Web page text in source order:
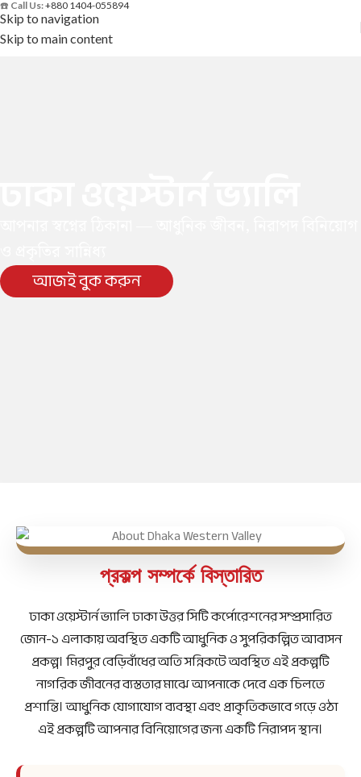
Skip to navigation
Skip to main content
☎️ Call Us:+880 1404-055894
আজই বুক করুন
প্রকল্প সম্পর্কে বিস্তারিত
ঢাকা ওয়েস্টার্ন ভ্যালি ঢাকা উত্তর সিটি কর্পোরেশনের সম্প্রসারিত
জোন-১ এলাকায় অবস্থিত একটি আধুনিক ও সুপরিকল্পিত আবাসন
প্রকল্প। মিরপুর বেড়িবাঁধের অতি সন্নিকটে অবস্থিত এই প্রকল্পটি
নাগরিক জীবনের ব্যস্ততার মাঝে আপনাকে দেবে এক চিলতে
প্রশান্তি। আধুনিক যোগাযোগ ব্যবস্থা এবং প্রাকৃতিকভাবে গড়ে ওঠা
এই প্রকল্পটি আপনার বিনিয়োগের জন্য একটি নিরাপদ স্থান।